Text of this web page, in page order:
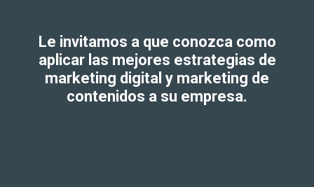
Le invitamos a que conozca como
aplicar las mejores estrategias de
marketing digital y marketing de
contenidos a su empresa.